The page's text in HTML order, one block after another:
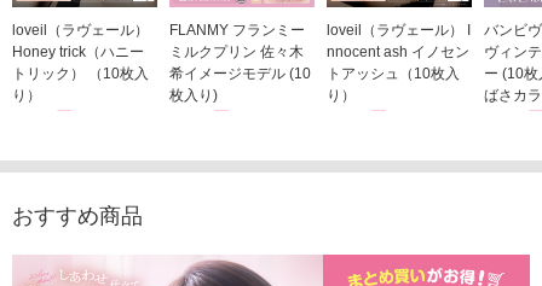
loveil（ラヴェール）
Honey trick（ハニー
トリック） （10枚入
り）
FLANMY フランミー
ミルクプリン 佐々木
希イメージモデル (10
枚入り)
loveil（ラヴェール） I
nnocent ash イノセン
トアッシュ（10枚入
り）
バンビ
ヴィン
ー (10
ばさカ
おすすめ商品